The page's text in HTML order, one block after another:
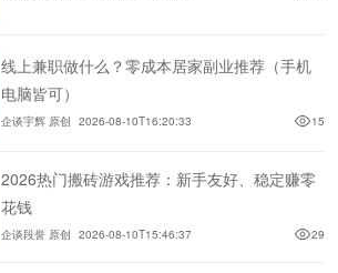
线上兼职做什么？零成本居家副业推荐（手机
电脑皆可）
企谈宇辉 原创 2026-08-10T16:20:33 15
2026热门搬砖游戏推荐：新手友好、稳定赚零
花钱
企谈段誉 原创 2026-08-10T15:46:37 29